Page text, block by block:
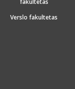
fakultetas
Verslo fakultetas